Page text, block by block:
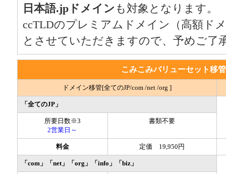
日本語.jpドメイン も対象となります。
ccTLDのプレミアムドメイン（高額ド
とさせていただきますので、予めご了
こみこみバリューセット移
ドメイン移管[全てのJP/com /net /org ]
「全てのJP」
所要日数※3
2営業日～
書類不要
料金 定価 19,950円
「com」「net」「org」「info」「biz」